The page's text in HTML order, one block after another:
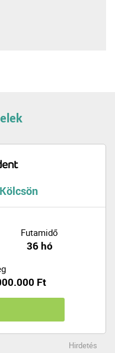
Futamidő
36 hó
Ft
Hirdetés